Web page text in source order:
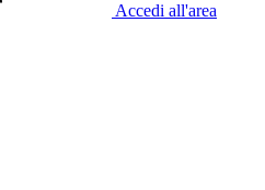
Accedi all'area